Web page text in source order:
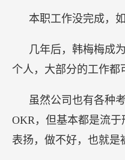
本职工作没完成，
几年后，韩梅梅成
个人，大部分的工作都
虽然公司也有各种
OKR，但基本都是流
表扬，做不好，也就是